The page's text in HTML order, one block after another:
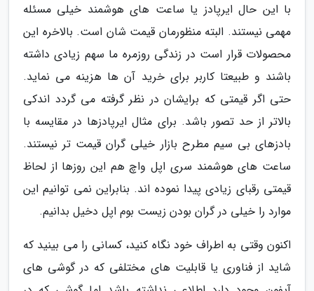
با این حال ایرپادز یا ساعت های هوشمند خیلی مسئله
مهمی نیستند. البته منظورمان قیمت شان است. بالاخره این
محصولات قرار است در زندگی روزمره ما سهم زیادی داشته
باشند و طبیعتا کاربر برای خرید آن ها هزینه می نماید.
حتی اگر قیمتی که برایشان در نظر گرفته می گردد اندکی
بالاتر از حد تصور باشد. برای مثال ایرپادزها در مقایسه با
بادزهای بی سیم مطرح بازار خیلی گران قیمت تر نیستند.
ساعت های هوشمند سری اپل واچ هم این روزها از لحاظ
قیمتی رقبای زیادی پیدا نموده اند. بنابراین نمی توانیم این
موارد را خیلی در گران بودن زیست بوم اپل دخیل بدانیم.
اکنون وقتی به اطراف خود نگاه کنید، کسانی را می بینید که
شاید از فناوری یا قابلیت های مختلفی که در گوشی های